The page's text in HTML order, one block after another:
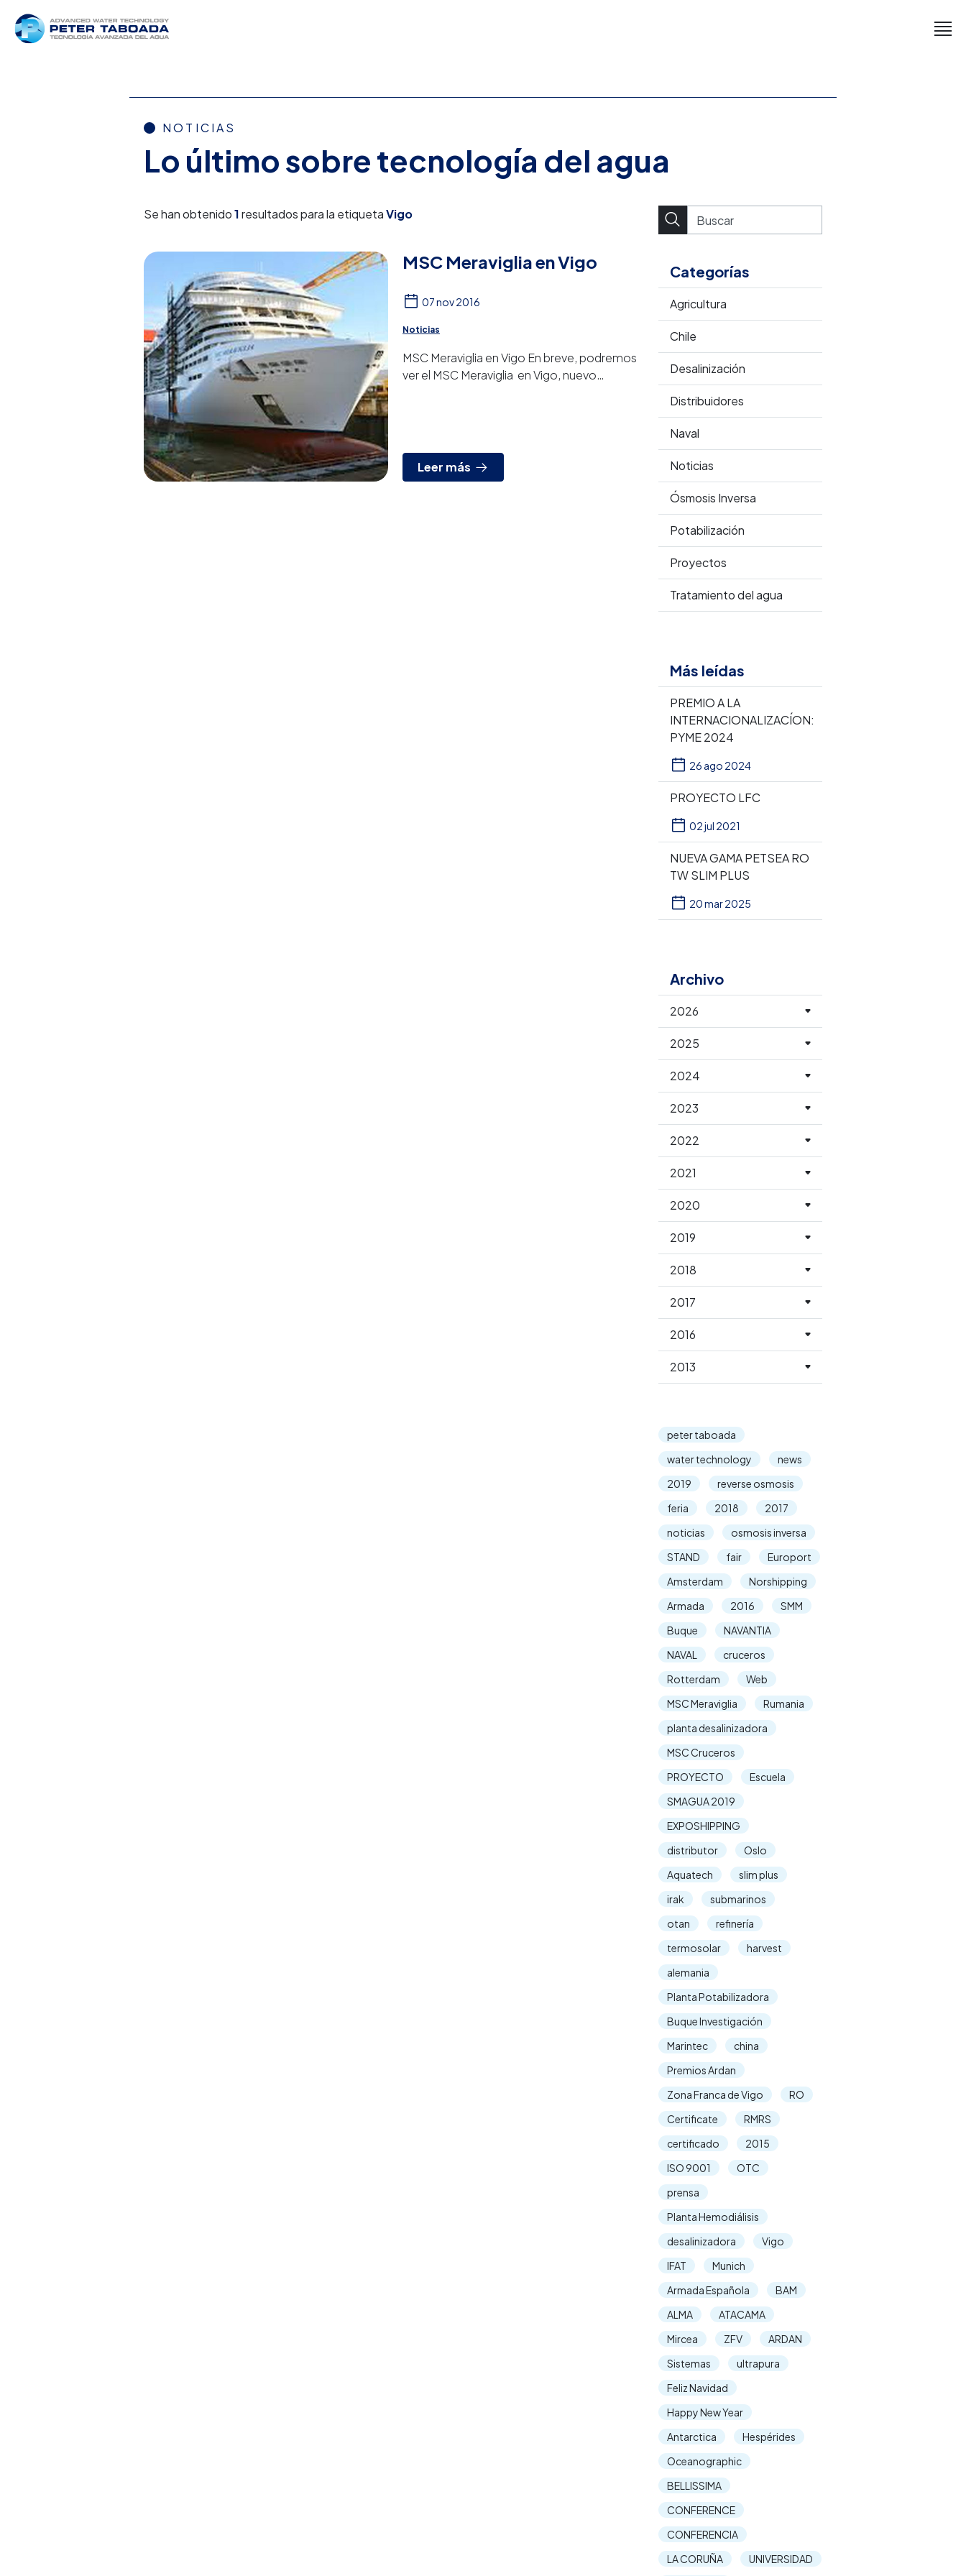
NOTICIAS
Lo último sobre tecnología del agua
Categorías
Agricultura
Chile
Desalinización
Distribuidores
Naval
Noticias
Ósmosis Inversa
Potabilización
Proyectos
Tratamiento del agua
Más leídas
PREMIO A LA
INTERNACIONALIZACÍON:
PYME 2024
26 ago 2024
PROYECTO LFC
02 jul 2021
NUEVA GAMA PETSEA RO
TW SLIM PLUS
20 mar 2025
Archivo
2026
2025
2024
2023
2022
2021
2020
2019
2018
2017
2016
2013
peter taboada
water technology
news
2019
reverse osmosis
feria
2018
2017
noticias
osmosis inversa
STAND
fair
Europort
Amsterdam
Norshipping
Armada
2016
SMM
Buque
NAVANTIA
NAVAL
cruceros
Rotterdam
Web
MSC Meraviglia
Rumania
planta desalinizadora
MSC Cruceros
PROYECTO
Escuela
SMAGUA 2019
EXPOSHIPPING
distributor
Oslo
Aquatech
slim plus
irak
submarinos
otan
refinería
termosolar
harvest
alemania
Planta Potabilizadora
Buque Investigación
Marintec
china
Premios Ardan
Zona Franca de Vigo
RO
Certificate
RMRS
certificado
2015
ISO 9001
OTC
prensa
Planta Hemodiálisis
desalinizadora
Vigo
IFAT
Munich
Armada Española
BAM
ALMA
ATACAMA
Mircea
ZFV
ARDAN
Sistemas
ultrapura
Feliz Navidad
Happy New Year
Antarctica
Hespérides
Oceanographic
BELLISSIMA
CONFERENCE
CONFERENCIA
LA CORUÑA
UNIVERSIDAD
Se han obtenido1resultados para la etiquetaVigo
MSC Meraviglia en Vigo
07 nov 2016
Noticias
MSC Meraviglia en Vigo En breve, podremos
ver el MSC Meraviglia en Vigo, nuevo
Leer más